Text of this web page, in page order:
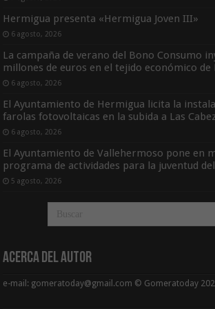
Hermigua presenta «Hermigua Joven III»
6 agosto, 2026
La campaña de verano del Bono Consumo
millones de euros en el tejido económico de
6 agosto, 2026
El Ayuntamiento de Hermigua licita la
farolas fotovoltaicas en la subida a Las
6 agosto, 2026
El Ayuntamiento de Vallehermoso pone en
programa de actividades para la juventud
5 agosto, 2026
Acerca del Autor
e-mail: gomeratoday@gmail.com © Gomeratoday